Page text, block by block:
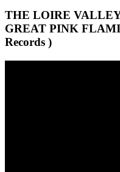
THE LOIRE
GREAT PINK
Records )